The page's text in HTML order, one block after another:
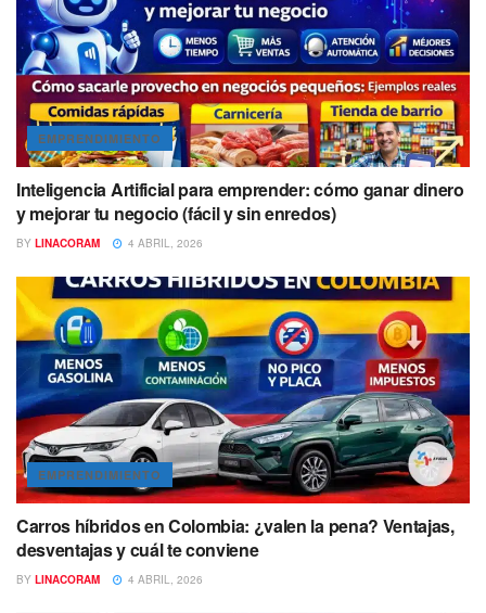
EMPRENDIMIENTO
Inteligencia Artificial para emprender: cómo ganar dinero
y mejorar tu negocio (fácil y sin enredos)
BY LINACORAM 4 ABRIL, 2026
EMPRENDIMIENTO
Carros híbridos en Colombia: ¿valen la pena? Ventajas,
desventajas y cuál te conviene
BY LINACORAM 4 ABRIL, 2026